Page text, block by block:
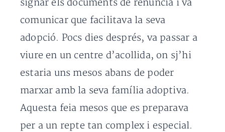
signar els documents de renúncia i va
comunicar que facilitava la seva
adopció. Pocs dies després, va passar a
viure en un centre d’acollida, on sj’hi
estaria uns mesos abans de poder
marxar amb la seva família adoptiva.
Aquesta feia mesos que es preparava
per a un repte tan complex i especial.